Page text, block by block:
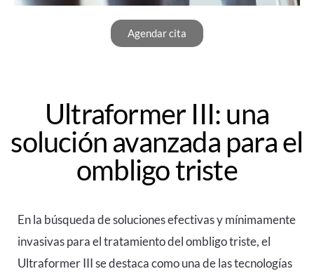
Agendar cita
Ultraformer III: una
solución avanzada para el
ombligo triste
En la búsqueda de soluciones efectivas y mínimamente
invasivas para el tratamiento del ombligo triste, el
Ultraformer IIIse destaca como una de las tecnologías